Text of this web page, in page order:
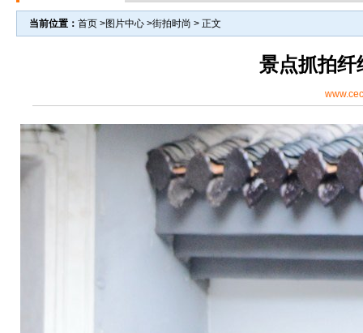
当前位置： 首页 >图片中心 >街拍时尚 > 正文
景点抓拍纤